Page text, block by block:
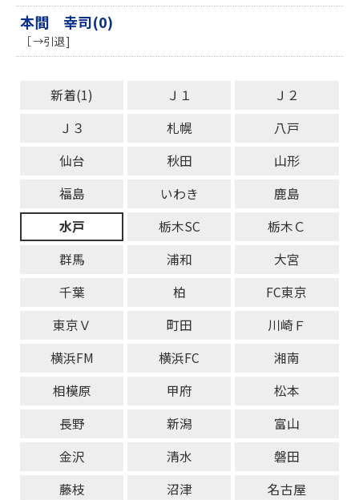
本間 幸司(0)
［ →引退 ]
新着(1) Ｊ１
Ｊ２
Ｊ３
札幌
八戸
仙台
秋田
山形
福島
いわき
鹿島
水戸
栃木SC
栃木Ｃ
群馬
浦和
大宮
千葉
柏
FC東京
東京Ｖ
町田
川崎Ｆ
横浜FM
横浜FC
湘南
相模原
甲府
松本
長野
新潟
富山
金沢
清水
磐田
藤枝
沼津
名古屋